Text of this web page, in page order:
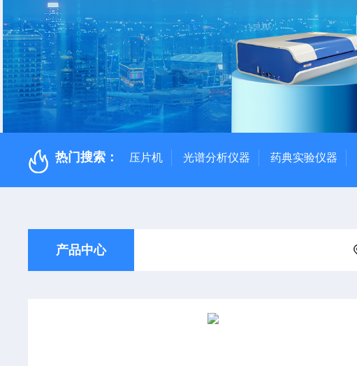
热门搜索： 压片机 光谱分析仪器 药典实验仪器
产品中心